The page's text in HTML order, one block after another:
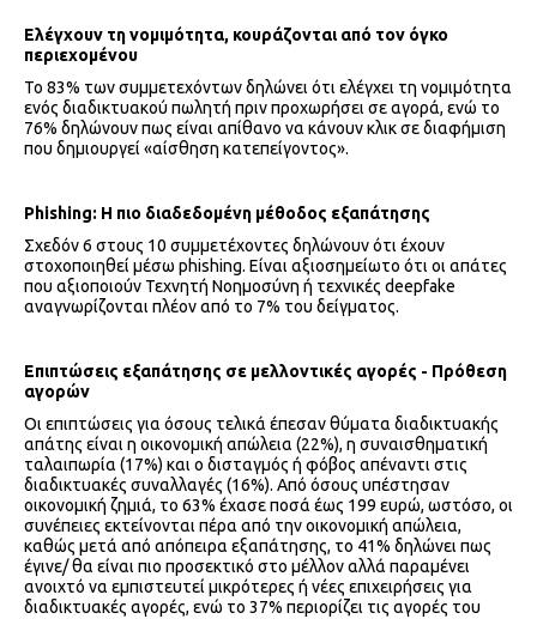
Ελέγχουν τη νομιμότητα, κουράζονται από τον όγκο
περιεχομένου
Το 83% των συμμετεχόντων δηλώνει ότι ελέγχει τη νομιμότητα
ενός διαδικτυακού πωλητή πριν προχωρήσει σε αγορά, ενώ το
76% δηλώνουν πως είναι απίθανο να κάνουν κλικ σε διαφήμιση
που δημιουργεί «αίσθηση κατεπείγοντος».
Phishing: Η πιο διαδεδομένη μέθοδος εξαπάτησης
Σχεδόν 6 στους 10 συμμετέχοντες δηλώνουν ότι έχουν
στοχοποιηθεί μέσω phishing. Είναι αξιοσημείωτο ότι οι απάτες
που αξιοποιούν Τεχνητή Νοημοσύνη ή τεχνικές deepfake
αναγνωρίζονται πλέον από το 7% του δείγματος.
Επιπτώσεις εξαπάτησης σε μελλοντικές αγορές - Πρόθεση
αγορών
Οι επιπτώσεις για όσους τελικά έπεσαν θύματα διαδικτυακής
απάτης είναι η οικονομική απώλεια (22%), η συναισθηματική
ταλαιπωρία (17%) και ο δισταγμός ή φόβος απέναντι στις
διαδικτυακές συναλλαγές (16%). Από όσους υπέστησαν
οικονομική ζημιά, το 63% έχασε ποσά έως 199 ευρώ, ωστόσο, οι
συνέπειες εκτείνονται πέρα από την οικονομική απώλεια,
καθώς μετά από απόπειρα εξαπάτησης, το 41% δηλώνει πως
έγινε/ θα είναι πιο προσεκτικό στο μέλλον αλλά παραμένει
ανοιχτό να εμπιστευτεί μικρότερες ή νέες επιχειρήσεις για
διαδικτυακές αγορές, ενώ το 37% περιορίζει τις αγορές του